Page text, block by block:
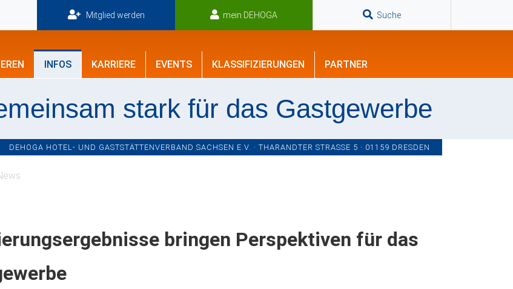
Mitglied werden mein DEHOGA Suche
INFOS KARRIERE EVENTS KLASSIFIZIERUNGEN PARTNER
stark für das Gastgewerbe
DEHOGA HOTEL- UND GASTSTÄTTENVERBAND SACHSEN E.V. · THARANDTER STRASSE 5 · 01159 DRESDEN
bringen Perspektiven für das